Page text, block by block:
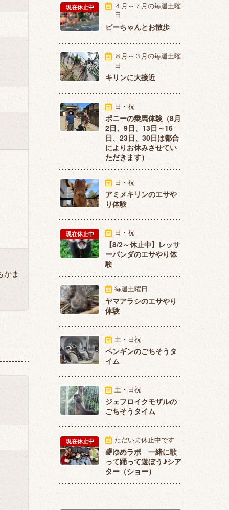
かま
現在休止中
４月～７月の毎週土曜
日
ピーちゃんとお散歩
８月～３月の毎週土曜
日
キリンに大接近
日・祝
ポニーの乗馬体験（8月
2日、9日、13日～16
日、23日、30日は都合
によりお休みさせてい
ただきます）
日・祝
アミメキリンのエサや
り体験
現在休止中 日・祝
【8/2～休止中】レッサ
ーパンダのエサやり体
験
毎週土曜日
ヤマアラシのエサやり
体験
土・日祝
ペンギンのごちそうタ
イム
土・日祝
ジェフロイクモザルの
ごちそうタイム
現在休止中 ただいま休止中です
🌈ゆめラボ 一緒に歌
って踊って遊ぼう♪シア
ター（ショー）